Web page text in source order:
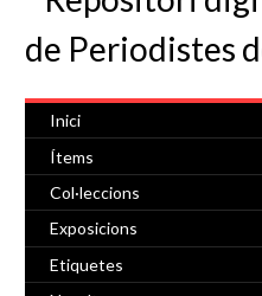
Inici
Ítems
Col·leccions
Exposicions
Etiquetes